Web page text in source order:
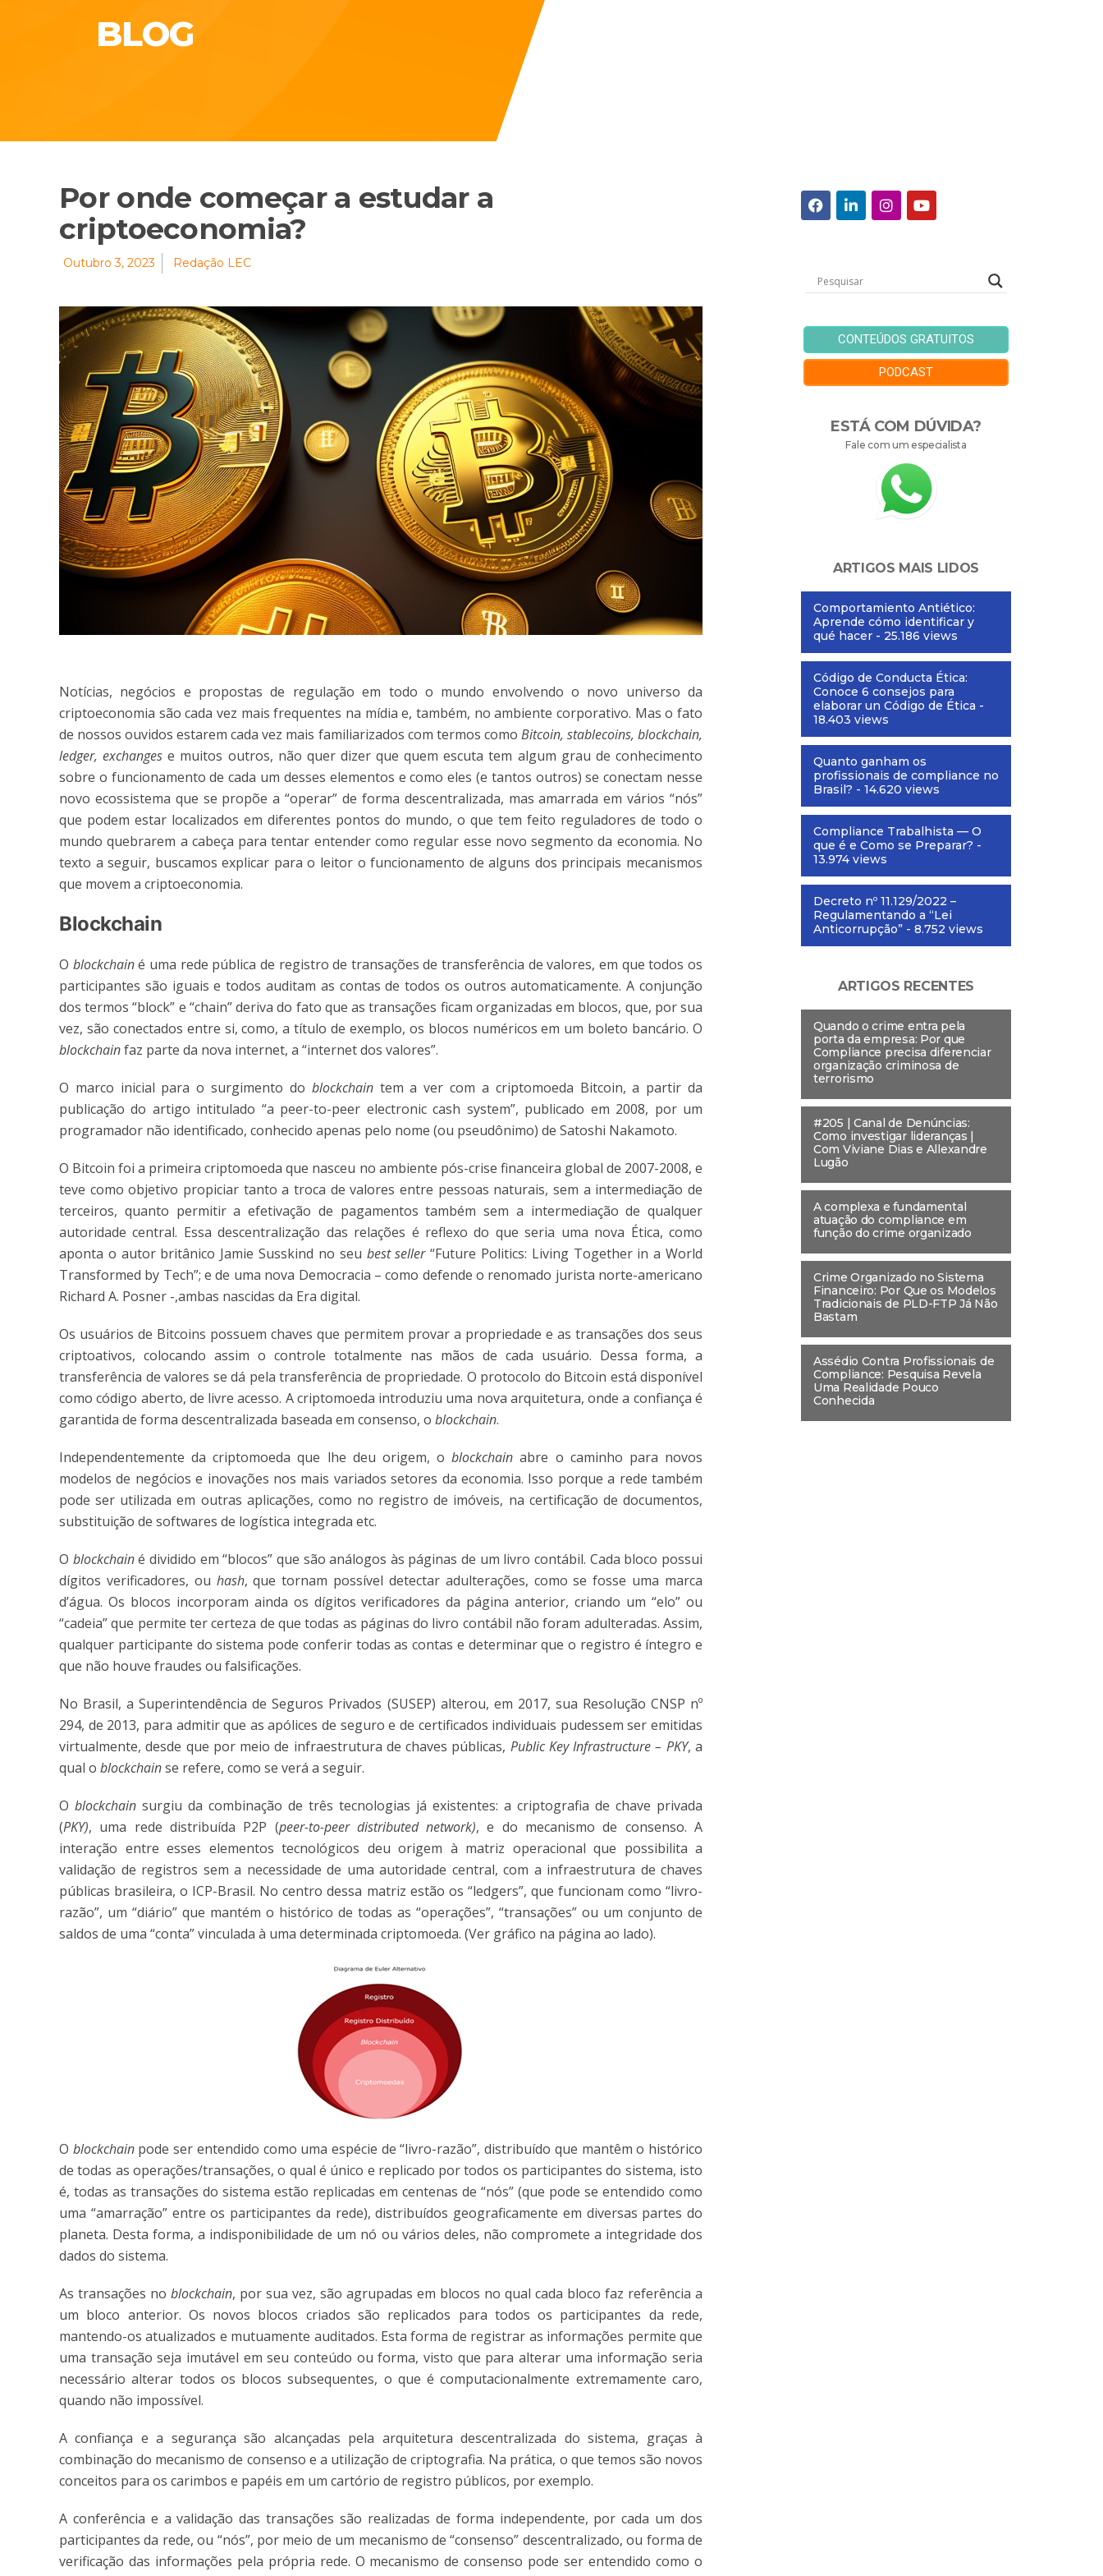
BLOG
Por onde começar a estudar a
criptoeconomia?
Outubro 3, 2023 Redação LEC
Notícias, negócios e propostas de regulação em todo o mundo envolvendo o novo universo da
criptoeconomia são cada vez mais frequentes na mídia e, também, no ambiente corporativo. Mas o fato
de nossos ouvidos estarem cada vez mais familiarizados com termos como Bitcoin, stablecoins, blockchain,
ledger, exchanges e muitos outros, não quer dizer que quem escuta tem algum grau de conhecimento
sobre o funcionamento de cada um desses elementos e como eles (e tantos outros) se conectam nesse
novo ecossistema que se propõe a “operar” de forma descentralizada, mas amarrada em vários “nós”
que podem estar localizados em diferentes pontos do mundo, o que tem feito reguladores de todo o
mundo quebrarem a cabeça para tentar entender como regular esse novo segmento da economia. No
texto a seguir, buscamos explicar para o leitor o funcionamento de alguns dos principais mecanismos
que movem a criptoeconomia.
Blockchain
O blockchainé uma rede pública de registro de transações de transferência de valores, em que todos os
participantes são iguais e todos auditam as contas de todos os outros automaticamente. A conjunção
dos termos “block” e “chain” deriva do fato que as transações ficam organizadas em blocos, que, por sua
vez, são conectados entre si, como, a título de exemplo, os blocos numéricos em um boleto bancário. O
blockchainfaz parte da nova internet, a “internet dos valores”.
O marco inicial para o surgimento do blockchain tem a ver com a criptomoeda Bitcoin, a partir da
publicação do artigo intitulado “a peer-to-peer electronic cash system”, publicado em 2008, por um
programador não identificado, conhecido apenas pelo nome (ou pseudônimo) de Satoshi Nakamoto.
O Bitcoin foi a primeira criptomoeda que nasceu no ambiente pós-crise financeira global de 2007-2008, e
teve como objetivo propiciar tanto a troca de valores entre pessoas naturais, sem a intermediação de
terceiros, quanto permitir a efetivação de pagamentos também sem a intermediação de qualquer
autoridade central. Essa descentralização das relações é reflexo do que seria uma nova Ética, como
aponta o autor britânico Jamie Susskind no seu best seller“Future Politics: Living Together in a World
Transformed by Tech”; e de uma nova Democracia – como defende o renomado jurista norte-americano
Richard A. Posner -,ambas nascidas da Era digital.
Os usuários de Bitcoins possuem chaves que permitem provar a propriedade e as transações dos seus
criptoativos, colocando assim o controle totalmente nas mãos de cada usuário. Dessa forma, a
transferência de valores se dá pela transferência de propriedade. O protocolo do Bitcoin está disponível
como código aberto, de livre acesso. A criptomoeda introduziu uma nova arquitetura, onde a confiança é
garantida de forma descentralizada baseada em consenso, o blockchain.
Independentemente da criptomoeda que lhe deu origem, oblockchainabre o caminho para novos
modelos de negócios e inovações nos mais variados setores da economia. Isso porque a rede também
pode ser utilizada em outras aplicações, como no registro de imóveis, na certificação de documentos,
substituição de softwares de logística integrada etc.
O blockchainé dividido em “blocos” que são análogos às páginas de um livro contábil. Cada bloco possui
dígitos verificadores, ou hash, que tornam possível detectar adulterações, como se fosse uma marca
d’água. Os blocos incorporam ainda os dígitos verificadores da página anterior, criando um “elo” ou
“cadeia” que permite ter certeza de que todas as páginas do livro contábil não foram adulteradas. Assim,
qualquer participante do sistema pode conferir todas as contas e determinar que o registro é íntegro e
que não houve fraudes ou falsificações.
No Brasil, a Superintendência de Seguros Privados (SUSEP) alterou, em 2017, sua Resolução CNSP nº
294, de 2013, para admitir que as apólices de seguro e de certificados individuais pudessem ser emitidas
virtualmente, desde que por meio de infraestrutura de chaves públicas, Public Key Infrastructure – PKY, a
qual o blockchainse refere, como se verá a seguir.
O blockchain surgiu da combinação de três tecnologias já existentes: a criptografia de chave privada
(PKY), uma rede distribuída P2P (peer-to-peer distributed network), e do mecanismo de consenso. A
interação entre esses elementos tecnológicos deu origem à matriz operacional que possibilita a
validação de registros sem a necessidade de uma autoridade central, com a infraestrutura de chaves
públicas brasileira, o ICP-Brasil. No centro dessa matriz estão os “ledgers”, que funcionam como “livro-
razão”, um “diário” que mantém o histórico de todas as “operações”, “transações” ou um conjunto de
saldos de uma “conta” vinculada à uma determinada criptomoeda. (Ver gráfico na página ao lado).
O blockchain pode ser entendido como uma espécie de “livro-razão”, distribuído que mantêm o histórico
de todas as operações/transações, o qual é único e replicado por todos os participantes do sistema, isto
é, todas as transações do sistema estão replicadas em centenas de “nós” (que pode se entendido como
uma “amarração” entre os participantes da rede), distribuídos geograficamente em diversas partes do
planeta. Desta forma, a indisponibilidade de um nó ou vários deles, não compromete a integridade dos
dados do sistema.
As transações no blockchain, por sua vez, são agrupadas em blocos no qual cada bloco faz referência a
um bloco anterior. Os novos blocos criados são replicados para todos os participantes da rede,
mantendo-os atualizados e mutuamente auditados. Esta forma de registrar as informações permite que
uma transação seja imutável em seu conteúdo ou forma, visto que para alterar uma informação seria
necessário alterar todos os blocos subsequentes, o que é computacionalmente extremamente caro,
quando não impossível.
A confiança e a segurança são alcançadas pela arquitetura descentralizada do sistema, graças à
combinação do mecanismo de consenso e a utilização de criptografia. Na prática, o que temos são novos
conceitos para os carimbos e papéis em um cartório de registro públicos, por exemplo.
A conferência e a validação das transações são realizadas de forma independente, por cada um dos
participantes da rede, ou “nós”, por meio de um mecanismo de “consenso” descentralizado, ou forma de
verificação das informações pela própria rede. O mecanismo de consenso pode ser entendido como o
CONTEÚDOS GRATUITOS
PODCAST
ESTÁ COM DÚVIDA?
Fale com um especialista
ARTIGOS MAIS LIDOS
Comportamiento Antiético:
Aprende cómo identificar y
qué hacer - 25.186 views
Código de Conducta Ética:
Conoce 6 consejos para
elaborar un Código de Ética -
18.403 views
Quanto ganham os
profissionais de compliance no
Brasil? - 14.620 views
Compliance Trabalhista — O
que é e Como se Preparar? -
13.974 views
Decreto nº 11.129/2022 –
Regulamentando a “Lei
Anticorrupção” - 8.752 views
ARTIGOS RECENTES
Quando o crime entra pela
porta da empresa: Por que
Compliance precisa diferenciar
organização criminosa de
terrorismo
#205 | Canal de Denúncias:
Como investigar lideranças |
Com Viviane Dias e Allexandre
Lugão
A complexa e fundamental
atuação do compliance em
função do crime organizado
Crime Organizado no Sistema
Financeiro: Por Que os Modelos
Tradicionais de PLD-FTP Já Não
Bastam
Assédio Contra Profissionais de
Compliance: Pesquisa Revela
Uma Realidade Pouco
Conhecida